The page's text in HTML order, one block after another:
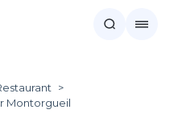
Montorgueil